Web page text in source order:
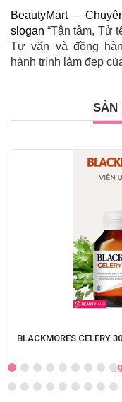
BeautyMart –
slogan “Tận tâm, Tử
Tư vấn và đồng
hành trình làm đẹp
SẢN
BLACKMORES CELERY